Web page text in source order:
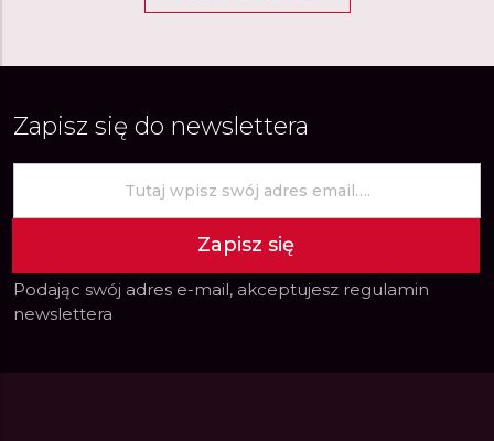
Zapisz się do newslettera
Zapisz się
Podając swój adres e-mail, akceptujesz regulamin
newslettera